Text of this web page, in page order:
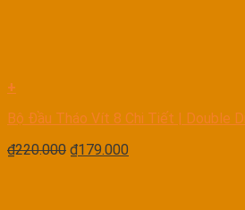
+
Bộ Đầu Tháo Vít 8 Chi Tiết | Double
₫220.000 ₫179.000